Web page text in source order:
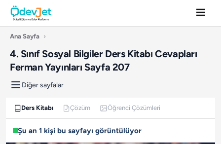
Ana Sayfa ›
4. Sınıf Sosyal Bilgiler Ders Kitabı Cevapları
Ferman Yayınları Sayfa 207
Diğer sayfalar
Ders Kitabı Çözüm Öğrenci Çözümleri
Şu an 1 kişi bu sayfayı görüntülüyor